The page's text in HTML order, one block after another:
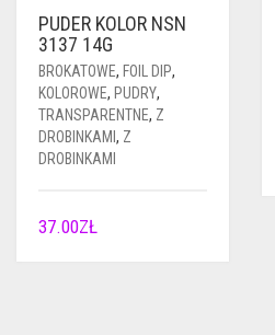
PUDER KOLOR NSN
3137 14G
BROKATOWE, FOIL DIP,
KOLOROWE, PUDRY,
TRANSPARENTNE, Z
DROBINKAMI , Z
DROBINKAMI
37.00ZŁ